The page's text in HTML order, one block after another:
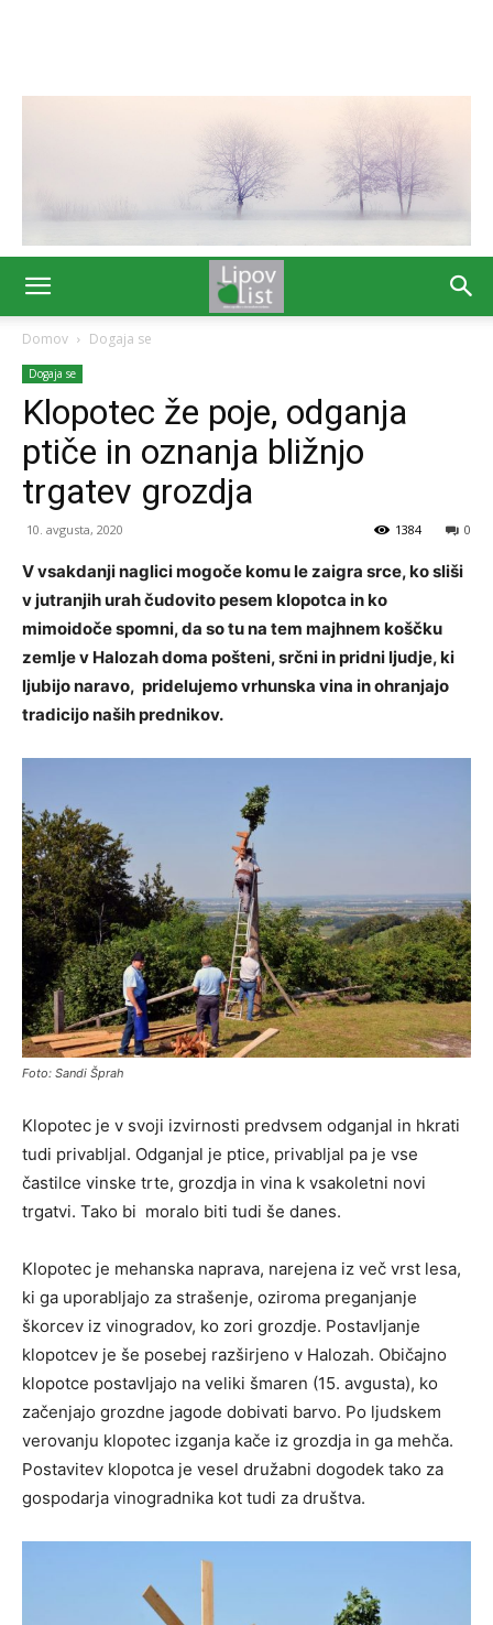
Domov Dogaja se
Dogaja se
Klopotec že poje, odganja
ptiče in oznanja bližnjo
trgatev grozdja
10. avgusta, 2020 0
1384
V vsakdanji naglici mogoče komu le zaigra srce, ko sliši
v jutranjih urah čudovito pesem klopotca in ko
mimoidoče spomni, da so tu na tem majhnem koščku
zemlje v Halozah doma pošteni, srčni in pridni ljudje, ki
ljubijo naravo, pridelujemo vrhunska vina in ohranjajo
tradicijo naših prednikov.
Foto: Sandi Šprah
Klopotec je v svoji izvirnosti predvsem odganjal in hkrati
tudi privabljal. Odganjal je ptice, privabljal pa je vse
častilce vinske trte, grozdja in vina k vsakoletni novi
trgatvi. Tako bi moralo biti tudi še danes.
Klopotec je mehanska naprava, narejena iz več vrst lesa,
ki ga uporabljajo za strašenje, oziroma preganjanje
škorcev iz vinogradov, ko zori grozdje. Postavljanje
klopotcev je še posebej razširjeno v Halozah. Običajno
klopotce postavljajo na veliki šmaren (15. avgusta), ko
začenjajo grozdne jagode dobivati barvo. Po ljudskem
verovanju klopotec izganja kače iz grozdja in ga mehča.
Postavitev klopotca je vesel družabni dogodek tako za
gospodarja vinogradnika kot tudi za društva.